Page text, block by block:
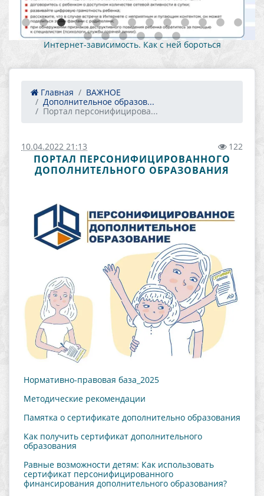
Как противостоять вовлечению в противоправную
деятельность 1
Главная
ВАЖНОЕ
Дополнительное образов...
Портал персонифицирова...
10.04.2022 21:13 122
ПОРТАЛ ПЕРСОНИФИЦИРОВАННОГО
ДОПОЛНИТЕЛЬНОГО ОБРАЗОВАНИЯ
Нормативно-правовая база_2025
Методические рекомендации
Памятка о сертификате дополнительно образования
Как получить сертификат дополнительного
образования
Равные возможности детям: Как использовать
сертификат персонифицированного
финансирования дополнительного образования?